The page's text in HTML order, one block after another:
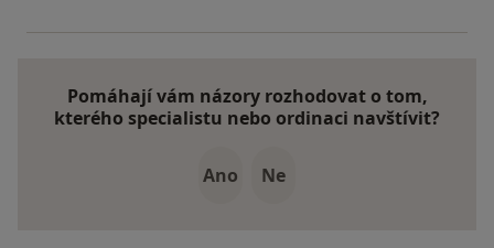
Pomáhají vám názory rozhodovat o tom,
kterého specialistu nebo ordinaci navštívit?
Ano Ne